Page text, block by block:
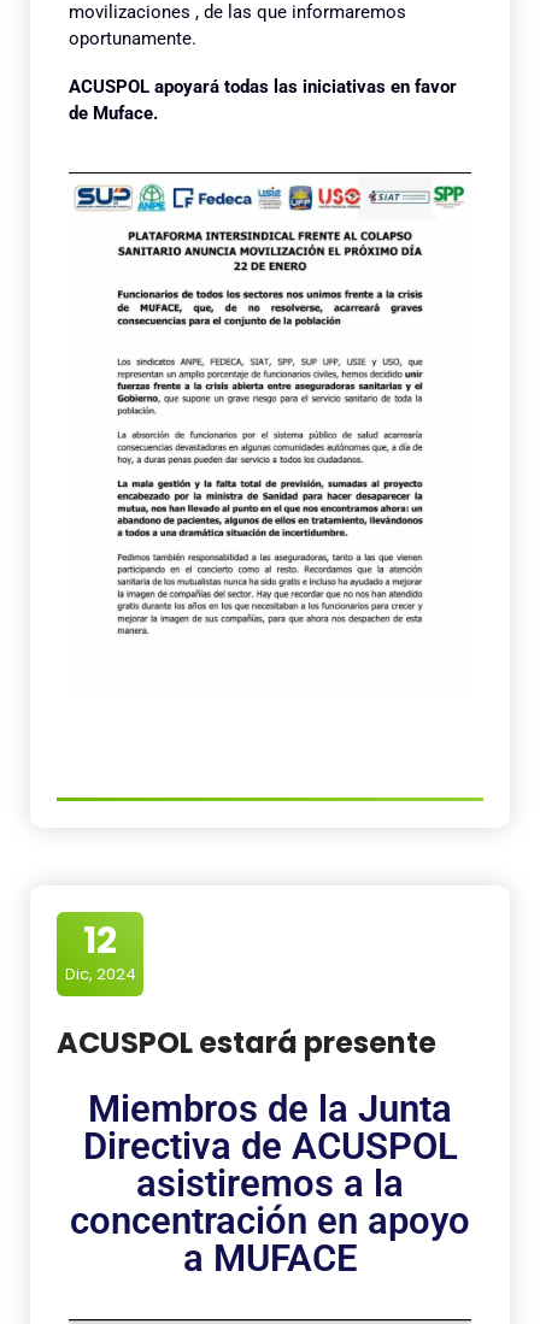
movilizaciones , de las que informaremos
oportunamente.
ACUSPOL apoyará todas las iniciativas en favor
de Muface.
12
Dic, 2024
ACUSPOL estará presente
Miembros de la Junta
Directiva de ACUSPOL
asistiremos a la
concentración en apoyo
a MUFACE